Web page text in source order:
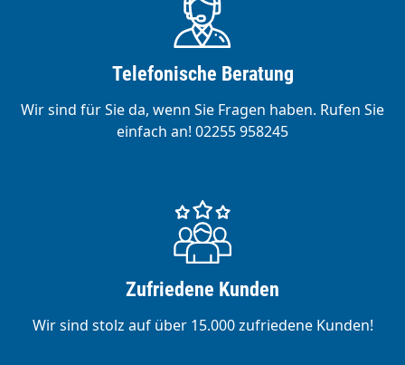
Telefonische Beratung
Wir sind für Sie da, wenn Sie Fragen haben. Rufen Sie
einfach an! 02255 958245
Zufriedene Kunden
Wir sind stolz auf über 15.000 zufriedene Kunden!